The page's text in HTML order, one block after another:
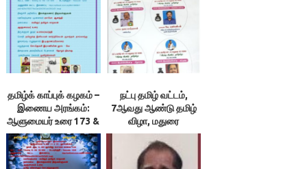
தமிழ்க் காப்புக் கழகம் –
இணைய அரங்கம்:
ஆளுமையர் உரை 173 &
174 ; நூலரங்கம்
நட்பு தமிழ் வட்டம்,
7ஆவது ஆண்டு தமிழ்
விழா, மதுரை